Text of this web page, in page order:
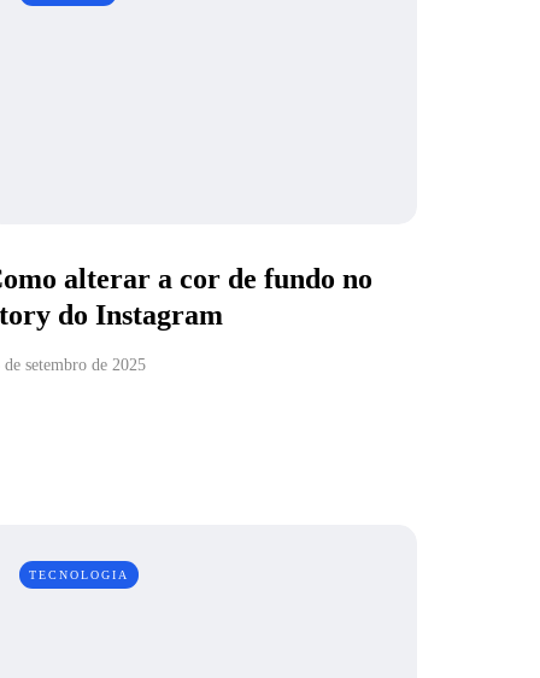
alterar a cor de fundo no
do Instagram
de setembro de 2025
TECNOLOGIA